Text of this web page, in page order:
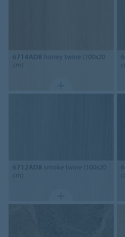
6714AD8 honey twine (100x20
cm)
6712AD8 smoke twine (100x20
cm)